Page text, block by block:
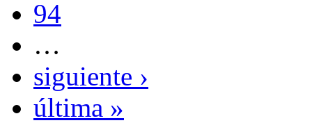
94
…
siguiente ›
última »